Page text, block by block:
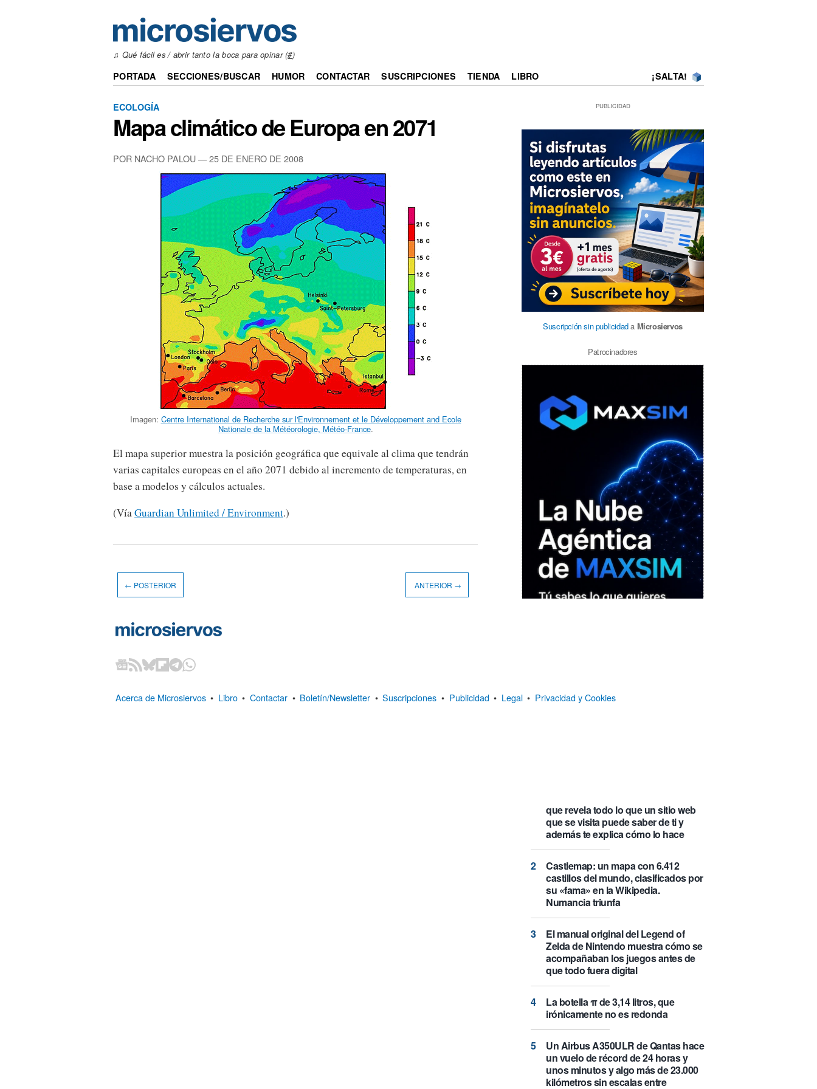
♫ Qué fácil es / abrir tanto la boca para opinar (#)
PORTADA SECCIONES/BUSCAR HUMOR CONTACTAR SUSCRIPCIONES TIENDA LIBRO ¡SALTA!
ECOLOGÍA
Mapa climático de Europa en 2071
POR NACHO PALOU — 25 DE ENERO DE 2008
Imagen: Centre International de Recherche sur l'Environnement et le Développement and Ecole
Nationale de la Météorologie, Météo-France.
El mapa superior muestra la posición geográfica que equivale al clima que tendrán
varias capitales europeas en el año 2071 debido al incremento de temperaturas, en
base a modelos y cálculos actuales.
(VíaGuardian Unlimited / Environment.)
PUBLICIDAD
Suscripción sin publicidada Microsiervos
Patrocinadores
que revela todo lo que un sitio web
que se visita puede saber de ti y
además te explica cómo lo hace
Castlemap: un mapa con 6.412
castillos del mundo, clasificados por
su «fama» en la Wikipedia.
Numancia triunfa
El manual original del Legend of
Zelda de Nintendo muestra cómo se
acompañaban los juegos antes de
que todo fuera digital
La botella π de 3,14 litros, que
irónicamente no es redonda
Un Airbus A350ULR de Qantas hace
un vuelo de récord de 24 horas y
unos minutos y algo más de 23.000
kilómetros sin escalas entre
← POSTERIOR ANTERIOR →
Acerca de Microsiervos • Libro • Contactar • Boletín/Newsletter • Suscripciones • Publicidad • Legal • Privacidad y Cookies